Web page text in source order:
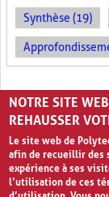
Synthèse (19)
PAGES
1 2 3 4 › »
NOTRE SITE
REHAUSSER
Le site web de
afin de recueillir des
expérience à ses
l’utilisation de ces